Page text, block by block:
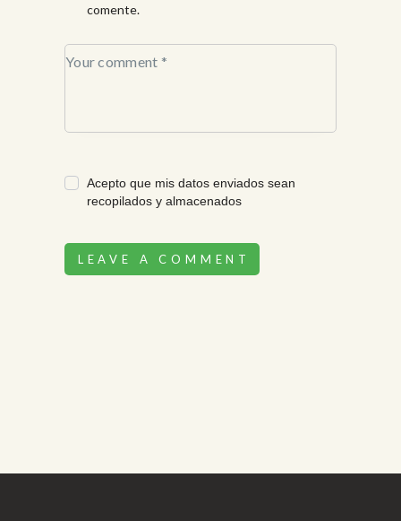
comente.
Acepto que mis datos enviados sean
recopilados y almacenados